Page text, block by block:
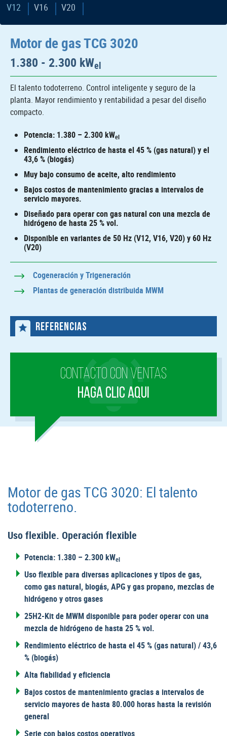
V12 V16 V20
Motor de gas TCG 3020
1.380 - 2.300 kWel
El talento todoterreno. Control inteligente y seguro de la
planta. Mayor rendimiento y rentabilidad a pesar del diseño
compacto.
Potencia: 1.380 – 2.300 kWel
Rendimiento eléctrico de hasta el 45 % (gas natural) y el
43,6 % (biogás)
Muy bajo consumo de aceite, alto rendimiento
Bajos costos de mantenimiento gracias a intervalos de
servicio mayores.
Diseñado para operar con gas natural con una mezcla de
hidrógeno de hasta 25 % vol.
Disponible en variantes de 50 Hz (V12, V16, V20) y 60 Hz
(V20)
Cogeneración y Trigeneración
Plantas de generación distribuida MWM
REFERENCIAS
CONTACTO CON VENTAS
HAGA CLIC AQUI
Motor de gas TCG 3020: El talento
todoterreno.
Uso flexible. Operación flexible
Potencia: 1.380 – 2.300 kWel
Uso flexible para diversas aplicaciones y tipos de gas,
como gas natural, biogás, APG y gas propano, mezclas de
hidrógeno y otros gases
25H2-Kit de MWM disponible para poder operar con una
mezcla de hidrógeno de hasta 25 % vol.
Rendimiento eléctrico de hasta el 45 % (gas natural) / 43,6
% (biogás)
Alta fiabilidad y eficiencia
Bajos costos de mantenimiento gracias a intervalos de
servicio mayores de hasta 80.000 horas hasta la revisión
general
Serie con bajos costos operativos